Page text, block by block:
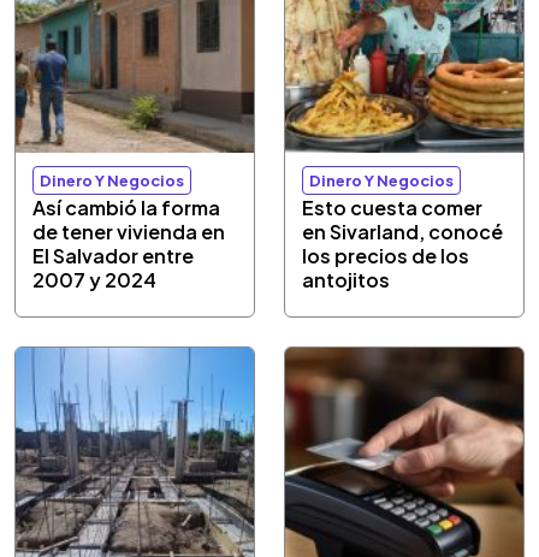
Dinero Y Negocios
Así cambió la forma
de tener vivienda en
El Salvador entre
2007 y 2024
Dinero Y Negocios
Esto cuesta comer
en Sivarland, conocé
los precios de los
antojitos